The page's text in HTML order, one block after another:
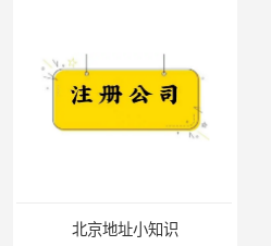
北京地址小知识